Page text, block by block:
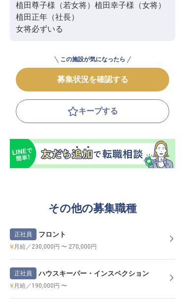
植田尊子様（若女将）植田幸子様（女将）
植田正年（社長）
女将必ずいる
この施設が気になったら
募集状況を確認する
キープする
その他の募集職種
正社員 フロント
月給／230,000円 〜 270,000円
正社員 ハウスキーパー・インスペクション
月給／190,000円 〜